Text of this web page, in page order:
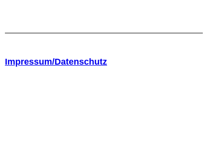
Impressum/Datenschutz